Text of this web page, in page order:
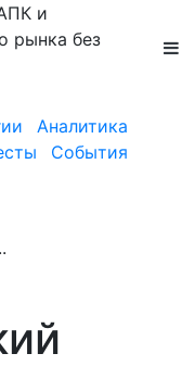
и
рынка без
Аналитика
События